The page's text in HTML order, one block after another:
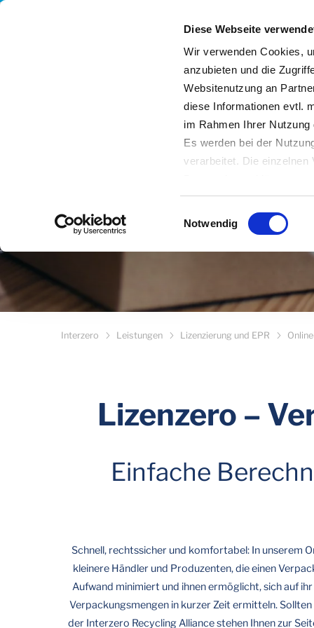
Diese Webseite
Wir verwenden Cookies,
anzubieten und die
Websitenutzung an
diese Informationen evtl.
im Rahmen Ihrer
Es werden bei der
verarbeitet. Die einzelnen
Datenübertragung in
von Drittanbietern
Datenschutz dieser
Einwilligung. Sie können
Einwilligungsauswahl
Notwendig
Unternehmen Nachhaltigkeit
Interzero Leistungen Lizenzierung und EPR
Lizenzero –
Einfache
Schnell, rechtssicher und komfortabel: In unserem
kleinere Händler und Produzenten, die einen
Aufwand minimiert und ihnen ermöglicht, sich auf
Verpackungsmengen in kurzer Zeit ermitteln.
der Interzero Recycling Alliance stehen Ihnen zur